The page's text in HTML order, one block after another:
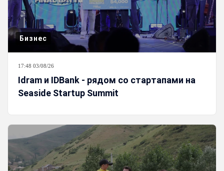
Бизнес
17:48 03/08/26
Idram и IDBank - рядом со стартапами на
Seaside Startup Summit